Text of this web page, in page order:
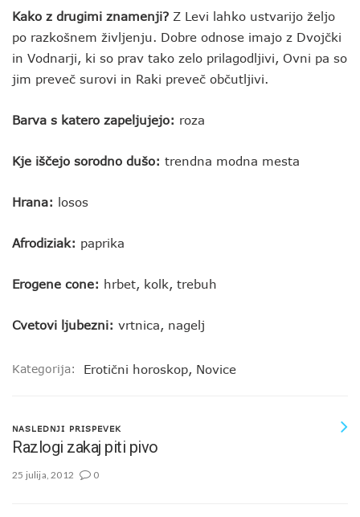
Kako z drugimi znamenji? Z Levi lahko ustvarijo željo
po razkošnem življenju. Dobre odnose imajo z Dvojčki
in Vodnarji, ki so prav tako zelo prilagodljivi, Ovni pa so
jim preveč surovi in Raki preveč občutljivi.
Barva s katero zapeljujejo: roza
Kje iščejo sorodno dušo: trendna modna mesta
Hrana: losos
Afrodiziak: paprika
Erogene cone: hrbet, kolk, trebuh
Cvetovi ljubezni: vrtnica, nagelj
Kategorija: Erotični horoskop, Novice
NASLEDNJI PRISPEVEK
Razlogi zakaj piti pivo
25 julija, 2012 0